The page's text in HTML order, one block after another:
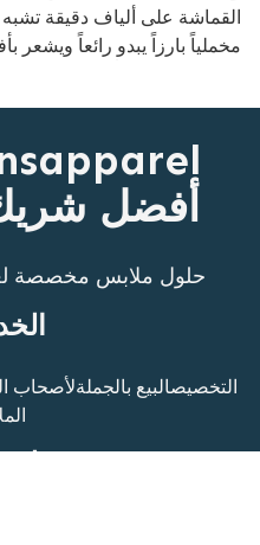
القماشة على ألياف دقيقة
مخملياً بارزاً يبدو رائعاً
مميزة.
أفضل
حلول ملابس مخصصة
التخصيصالبيع بالجملةلأصحاب